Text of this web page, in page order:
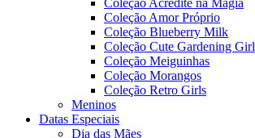
Coleção Acredite na Magia
Coleção Amor Próprio
Coleção Blueberry Milk
Coleção Cute Gardening Girl
Coleção Meiguinhas
Coleção Morangos
Coleção Retro Girls
Meninos
Datas Especiais
Dia das Mães